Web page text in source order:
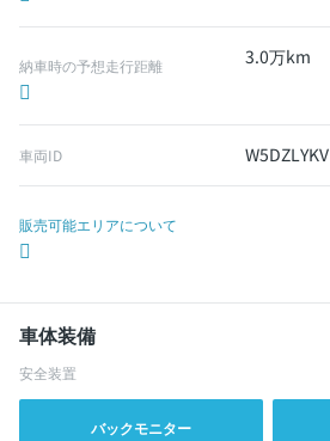
納車時の予想走行距離 3.0万km
車両ID W5DZLYKV
販売可能エリアについて
車体装備
安全装置
バックモニター